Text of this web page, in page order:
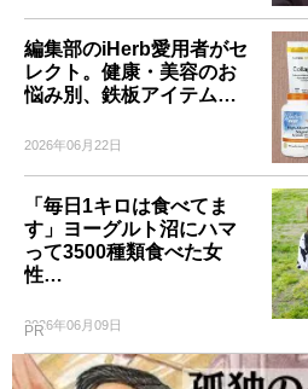
編集部のiHerb愛用者がセ
レクト。健康・美容のお
悩み別、鉄板アイテム…
2026年06月22日
「毎日1キロは食べてま
す」ヨーグルト沼にハマ
って3500種類食べた女
性…
2026年06月09日
PR